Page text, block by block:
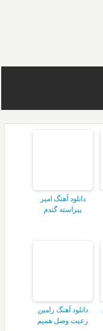
دانلود آهنگ امیر
پیراسته گندم
دانلود آهنگ رامین
رعیت وصل همیم